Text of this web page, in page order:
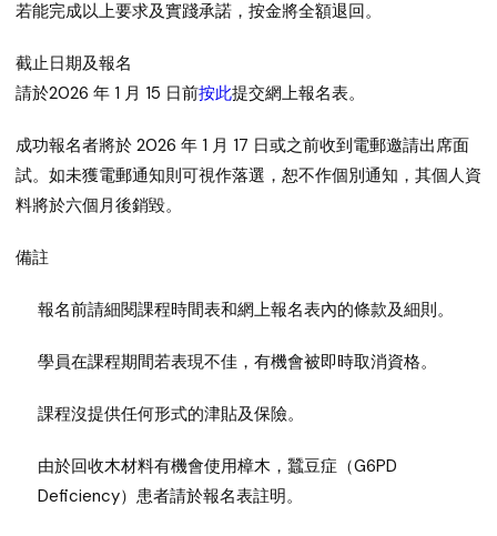
若能完成以上要求及實踐承諾，按金將全額退回。
截止日期及報名
請於2026 年 1 月 15 日前按此提交網上報名表。
成功報名者將於 2026 年 1 月 17 日或之前收到電郵邀請出席面
試。如未獲電郵通知則可視作落選，恕不作個別通知，其個人資
料將於六個月後銷毀。
備註
報名前請細閱課程時間表和網上報名表內的條款及細則。
學員在課程期間若表現不佳，有機會被即時取消資格。
課程沒提供任何形式的津貼及保險。
由於回收木材料有機會使用樟木，蠶豆症（G6PD
Deficiency）患者請於報名表註明。